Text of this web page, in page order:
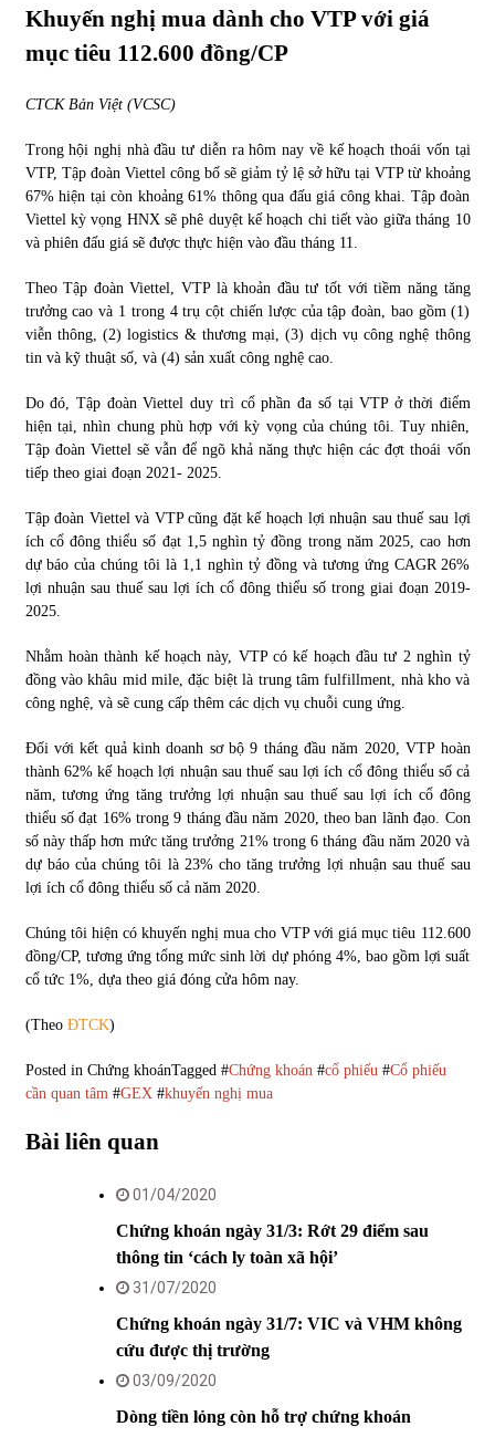
Khuyến nghị mua dành cho VTP với giá
mục tiêu 112.600 đồng/CP
CTCK Bản Việt (VCSC)
Trong hội nghị nhà đầu tư diễn ra hôm nay về kế hoạch thoái vốn tại
VTP, Tập đoàn Viettel công bố sẽ giảm tỷ lệ sở hữu tại VTP từ khoảng
67% hiện tại còn khoảng 61% thông qua đấu giá công khai. Tập đoàn
Viettel kỳ vọng HNX sẽ phê duyệt kế hoạch chi tiết vào giữa tháng 10
và phiên đấu giá sẽ được thực hiện vào đầu tháng 11.
Theo Tập đoàn Viettel, VTP là khoản đầu tư tốt với tiềm năng tăng
trưởng cao và 1 trong 4 trụ cột chiến lược của tập đoàn, bao gồm (1)
viễn thông, (2) logistics & thương mại, (3) dịch vụ công nghệ thông
tin và kỹ thuật số, và (4) sản xuất công nghệ cao.
Do đó, Tập đoàn Viettel duy trì cổ phần đa số tại VTP ở thời điểm
hiện tại, nhìn chung phù hợp với kỳ vọng của chúng tôi. Tuy nhiên,
Tập đoàn Viettel sẽ vẫn để ngõ khả năng thực hiện các đợt thoái vốn
tiếp theo giai đoạn 2021- 2025.
Tập đoàn Viettel và VTP cũng đặt kế hoạch lợi nhuận sau thuế sau lợi
ích cổ đông thiểu số đạt 1,5 nghìn tỷ đồng trong năm 2025, cao hơn
dự báo của chúng tôi là 1,1 nghìn tỷ đồng và tương ứng CAGR 26%
lợi nhuận sau thuế sau lợi ích cổ đông thiểu số trong giai đoạn 2019-
2025.
Nhằm hoàn thành kế hoạch này, VTP có kế hoạch đầu tư 2 nghìn tỷ
đồng vào khâu mid mile, đặc biệt là trung tâm fulfillment, nhà kho và
công nghệ, và sẽ cung cấp thêm các dịch vụ chuỗi cung ứng.
Đối với kết quả kinh doanh sơ bộ 9 tháng đầu năm 2020, VTP hoàn
thành 62% kế hoạch lợi nhuận sau thuế sau lợi ích cổ đông thiểu số cả
năm, tương ứng tăng trưởng lợi nhuận sau thuế sau lợi ích cổ đông
thiểu số đạt 16% trong 9 tháng đầu năm 2020, theo ban lãnh đạo. Con
số này thấp hơn mức tăng trưởng 21% trong 6 tháng đầu năm 2020 và
dự báo của chúng tôi là 23% cho tăng trưởng lợi nhuận sau thuế sau
lợi ích cổ đông thiểu số cả năm 2020.
Chúng tôi hiện có khuyến nghị mua cho VTP với giá mục tiêu 112.600
đồng/CP, tương ứng tổng mức sinh lời dự phóng 4%, bao gồm lợi suất
cổ tức 1%, dựa theo giá đóng cửa hôm nay.
(Theo ĐTCK)
Posted in Chứng khoánTagged #Chứng khoán#cổ phiếu#Cổ phiếu
cần quan tâm#GEX#khuyến nghị mua
Bài liên quan
01/04/2020
Chứng khoán ngày 31/3: Rớt 29 điểm sau
thông tin ‘cách ly toàn xã hội’
31/07/2020
Chứng khoán ngày 31/7: VIC và VHM không
cứu được thị trường
03/09/2020
Dòng tiền lỏng còn hỗ trợ chứng khoán